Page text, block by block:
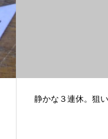
甲冑行脚